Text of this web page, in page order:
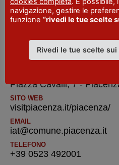
Per
Piazza Cavalli, 7 -
SITO WEB
visitpiacenza.it/piacenza/
EMAIL
iat@comune.piacenza.it
TELEFONO
+39 0523 492001
navigazione, gestire le
funzione “rivedi le tue scelte
Rivedi le tue scelte